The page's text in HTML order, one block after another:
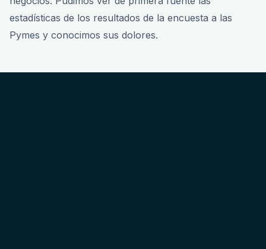
estadísticas de los resultados de la encuesta a las
Pymes y conocimos sus dolores.